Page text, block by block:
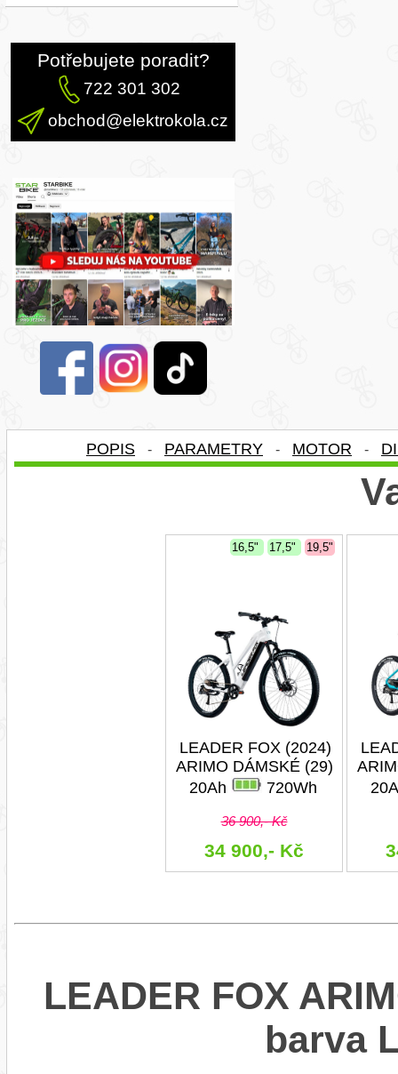
Potřebujete poradit?
722 301 302
obchod@elektrokola.cz
POPIS - PARAMETRY - MOTOR -
16,5" 17,5" 19,5"
LEADER FOX (2024)
ARIMO DÁMSKÉ (29)
20Ah
720Wh
36 900,- Kč
34 900,- Kč
LEADER FOX
barva